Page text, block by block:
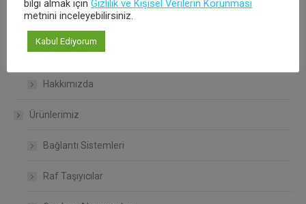
Çalışma Koşullarımız
Kalite Politikamız
Hakkımızda
Ürünlerimiz
Bağlantı Sistemleri
Raf Taşıyıcılar
bilgi almak için Gizlilik ve Kişisel Verilerin Korunması
metnini inceleyebilirsiniz.
Kabul Ediyorum